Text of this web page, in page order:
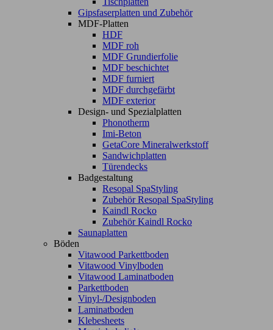
Gipsfaserplatten und Zubehör
MDF-Platten
HDF
MDF roh
MDF Grundierfolie
MDF beschichtet
MDF furniert
MDF durchgefärbt
MDF exterior
Design- und Spezialplatten
Phonotherm
Imi-Beton
GetaCore Mineralwerkstoff
Sandwichplatten
Türendecks
Badgestaltung
Resopal SpaStyling
Zubehör Resopal SpaStyling
Kaindl Rocko
Zubehör Kaindl Rocko
Saunaplatten
Böden
Vitawood Parkettboden
Vitawood Vinylboden
Vitawood Laminatboden
Parkettboden
Vinyl-/Designboden
Laminatboden
Klebesheets